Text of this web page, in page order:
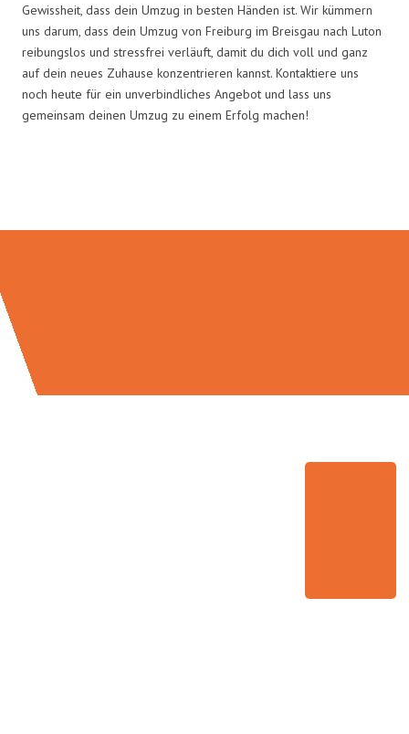
Gewissheit, dass dein Umzug in besten Händen ist. Wir kümmern
uns darum, dass dein Umzug von Freiburg im Breisgau nach Luton
reibungslos und stressfrei verläuft, damit du dich voll und ganz
auf dein neues Zuhause konzentrieren kannst. Kontaktiere uns
noch heute für ein unverbindliches Angebot und lass uns
gemeinsam deinen Umzug zu einem Erfolg machen!